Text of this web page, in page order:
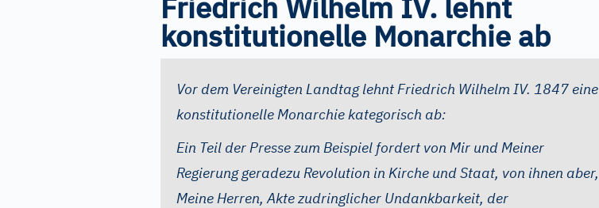
Friedrich Wilhelm IV. lehnt
konstitutionelle Monarchie ab
Vor dem Vereinigten Landtag lehnt Friedrich Wilhelm IV. 1847 eine
konstitutionelle Monarchie kategorisch ab:
Ein Teil der Presse zum Beispiel fordert von Mir und Meiner
Regierung geradezu Revolution in Kirche und Staat, von ihnen aber,
Meine Herren, Akte zudringlicher Undankbarkeit, der